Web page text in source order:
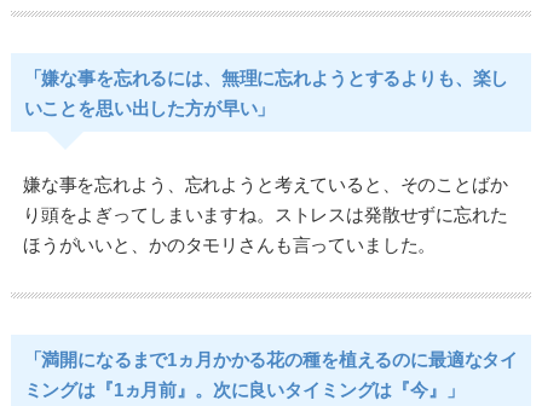
「嫌な事を忘れるには、無理に忘れようとするよりも、楽し
いことを思い出した方が早い」
嫌な事を忘れよう、忘れようと考えていると、そのことばか
り頭をよぎってしまいますね。ストレスは発散せずに忘れた
ほうがいいと、かのタモリさんも言っていました。
「満開になるまで1ヵ月かかる花の種を植えるのに最適なタイ
ミングは『1ヵ月前』。次に良いタイミングは『今』」